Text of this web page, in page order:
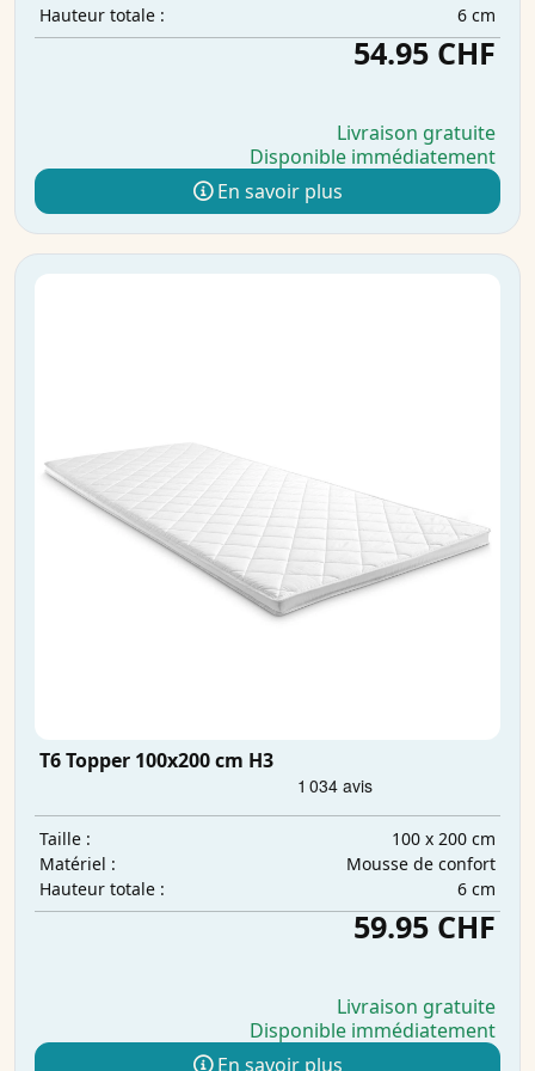
Hauteur totale :
6 cm
54.95 CHF
Livraison gratuite
Disponible immédiatement
En savoir plus
T6 Topper 100x200 cm H3
Taille :
100 x 200 cm
Matériel :
Mousse de confort
Hauteur totale :
6 cm
59.95 CHF
Livraison gratuite
Disponible immédiatement
En savoir plus